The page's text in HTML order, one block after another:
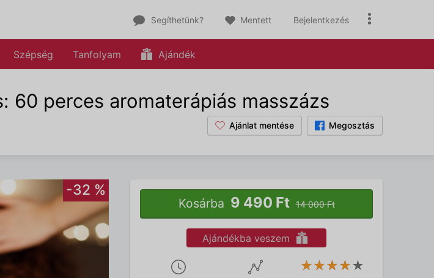
Segíthetünk? Mentett Bejelentkezés
Szépség Tanfolyam Ajándék
60 perces aromaterápiás masszázs
Megosztás
Ajánlat mentése
-32 %
Kosárba 9 490 Ft 14 000 Ft
Ajándékba veszem
★★★★★
★★★★★